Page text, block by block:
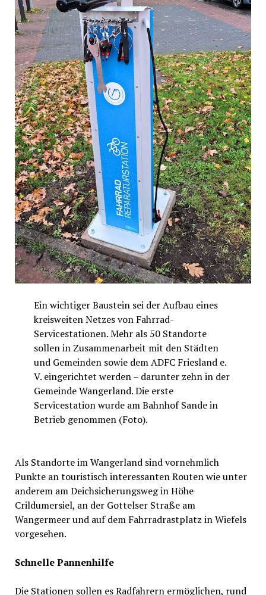
Ein wichtiger Baustein sei der Aufbau eines
kreisweiten Netzes von Fahrrad-
Servicestationen. Mehr als 50 Standorte
sollen in Zusammenarbeit mit den Städten
und Gemeinden sowie dem ADFC Friesland e.
V. eingerichtet werden – darunter zehn in der
Gemeinde Wangerland. Die erste
Servicestation wurde am Bahnhof Sande in
Betrieb genommen (Foto).
Als Standorte im Wangerland sind vornehmlich
Punkte an touristisch interessanten Routen wie unter
anderem am Deichsicherungsweg in Höhe
Crildumersiel, an der Gottelser Straße am
Wangermeer und auf dem Fahrradrastplatz in Wiefels
vorgesehen.
Schnelle Pannenhilfe
Die Stationen sollen es Radfahrern ermöglichen, rund